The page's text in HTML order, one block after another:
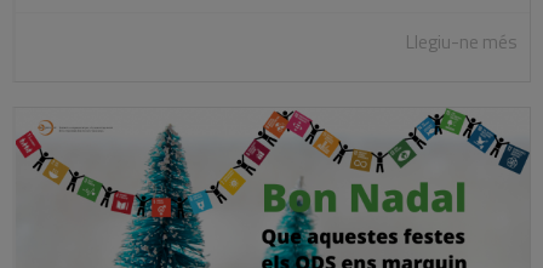
Llegiu-ne més